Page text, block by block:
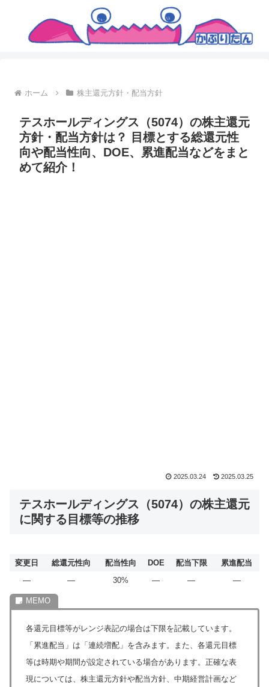
ホーム 株主還元方針・配当方針
テスホールディングス（5074）の株主還元
方針・配当方針は？ 目標とする総還元性
向や配当性向、DOE、累進配当などをまと
めて紹介！
2025.03.24 2025.03.25
テスホールディングス（5074）の株主還元
に関する目標等の推移
変更日 総還元性向 配当性向 DOE 配当下限
累進配当
―
― 30% ― ― ―
各還元目標等がレンジ表記の場合は下限を記載しています。
「累進配当」は「連続増配」を含みます。また、各還元目標
等は時期や期間が設定されている場合があります。正確な表
現については、株主還元方針や配当方針、中期経営計画など